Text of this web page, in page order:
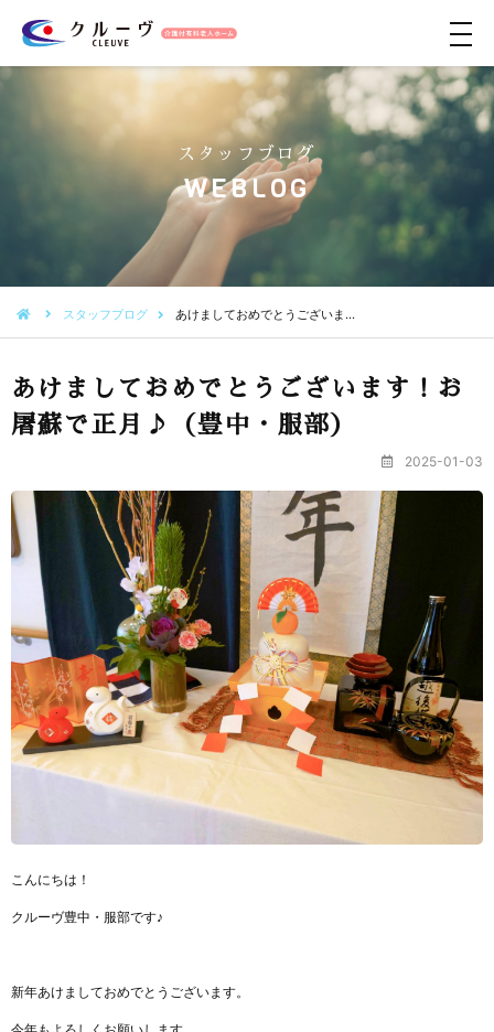
メ
ュ
ー
スタッフブログ
WEBLOG
スタッフブログ あけましておめでとうございま…
あけましておめでとうございます！お
屠蘇で正月♪（豊中・服部）
2025-01-03
こんにちは！
クルーヴ豊中・服部です♪
新年あけましておめでとうございます。